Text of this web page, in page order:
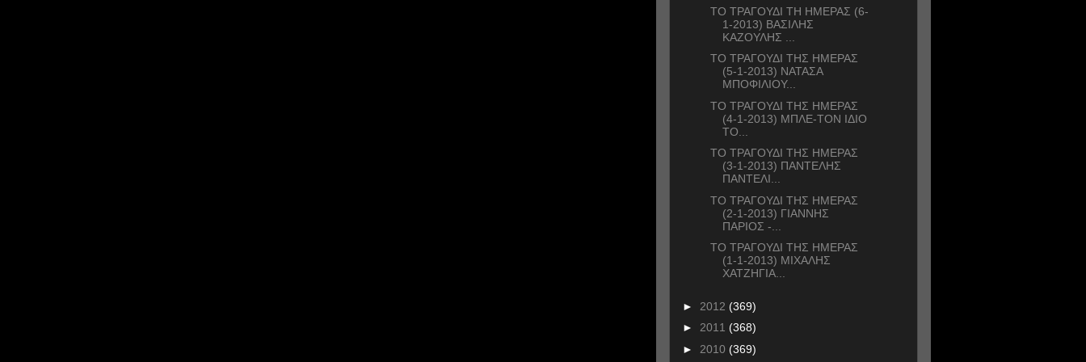
ΤΟ ΤΡΑΓΟΥΔΙ ΤΗ ΗΜΕΡΑΣ (6-
1-2013) ΒΑΣΙΛΗΣ
ΚΑΖΟΥΛΗΣ ...
ΤΟ ΤΡΑΓΟΥΔΙ ΤΗΣ ΗΜΕΡΑΣ
(5-1-2013) ΝΑΤΑΣΑ
ΜΠΟΦΙΛΙΟΥ...
ΤΟ ΤΡΑΓΟΥΔΙ ΤΗΣ ΗΜΕΡΑΣ
(4-1-2013) ΜΠΛΕ-ΤΟΝ ΙΔΙΟ
ΤΟ...
ΤΟ ΤΡΑΓΟΥΔΙ ΤΗΣ ΗΜΕΡΑΣ
(3-1-2013) ΠΑΝΤΕΛΗΣ
ΠΑΝΤΕΛΙ...
ΤΟ ΤΡΑΓΟΥΔΙ ΤΗΣ ΗΜΕΡΑΣ
(2-1-2013) ΓΙΑΝΝΗΣ
ΠΑΡΙΟΣ -...
ΤΟ ΤΡΑΓΟΥΔΙ ΤΗΣ ΗΜΕΡΑΣ
(1-1-2013) ΜΙΧΑΛΗΣ
ΧΑΤΖΗΓΙΑ...
► 2012 (369)
► 2011 (368)
► 2010 (369)